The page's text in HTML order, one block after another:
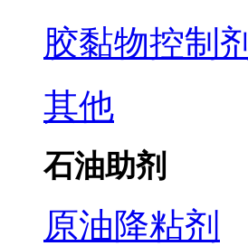
胶黏物控制剂
其他
石油助剂
原油降粘剂